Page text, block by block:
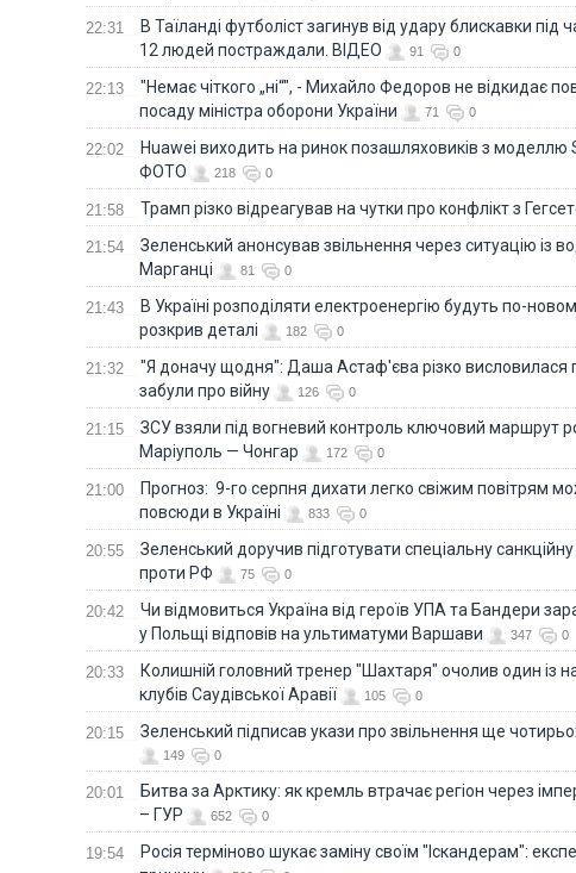
22:31
В Таїланді футболіст загинув від удару блискавки під
12 людей постраждали. ВІДЕО
91 0
22:13
"Немає чіткого „ні“", - Михайло Федоров не відкидає
посаду міністра оборони України
71 0
22:02
Huawei виходить на ринок позашляховиків з моделлю
ФОТО
218 0
21:58 Трамп різко відреагував на чутки про конфлікт з
21:54
Зеленський анонсував звільнення через ситуацію із
Марганці
81 0
21:43
В Україні розподіляти електроенергію будуть по-
розкрив деталі
182 0
21:32
"Я доначу щодня": Даша Астаф'єва різко висловилася
забули про війну
126 0
21:15
ЗСУ взяли під вогневий контроль ключовий маршрут
Маріуполь — Чонгар
172 0
21:00
Прогноз: 9-го серпня дихати легко свіжим повітрям
повсюди в Україні
833 0
20:55
Зеленський доручив підготувати спеціальну
проти РФ
75 0
20:42
Чи відмовиться Україна від героїв УПА та Бандери
у Польщі відповів на ультиматуми Варшави
347 0
20:33
Колишній головний тренер "Шахтаря" очолив один із
клубів Саудівської Аравії
105 0
20:15 Зеленський підписав укази про звільнення ще
149 0
20:01
Битва за Арктику: як кремль втрачає регіон через
– ГУР
652 0
19:54
Росія терміново шукає заміну своїм "Іскандерам":